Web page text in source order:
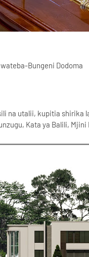
Bungeni Dodoma
na utalii, kupitia shirika
Kata ya Balili,